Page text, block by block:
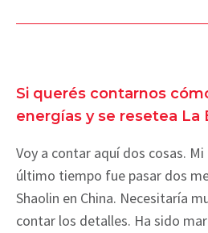
Si querés contarnos
energías y se resetea La
Voy a contar aquí dos cosas.
último tiempo fue pasar dos
Shaolin en China. Necesitaría
contar los detalles. Ha sido